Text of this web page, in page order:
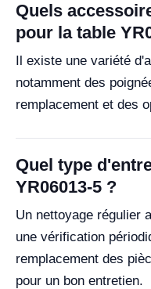
Quels
pour la table
Il existe une variété
notamment des
remplacement et des
Quel type
YR06013-5 ?
Un nettoyage régulier
une vérification
remplacement des
pour un bon entretien.